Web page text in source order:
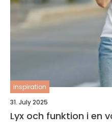
inspiration
31. July 2025
Lyx och funktion i en